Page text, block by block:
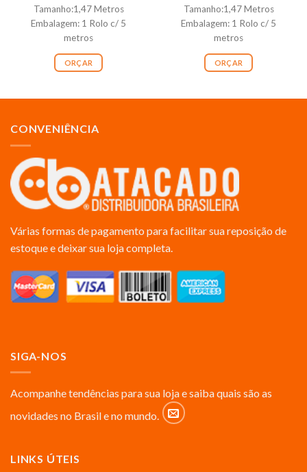
Tamanho:1,47 Metros
Embalagem: 1 Rolo c/ 5
metros
ORÇAR
Tamanho:1,47 Metros
Embalagem: 1 Rolo c/ 5
metros
ORÇAR
CONVENIÊNCIA
Várias formas de pagamento para facilitar sua reposição de
estoque e deixar sua loja completa.
SIGA-NOS
Acompanhe tendências para sua loja e saiba quais são as
novidades no Brasil e no mundo.
LINKS ÚTEIS